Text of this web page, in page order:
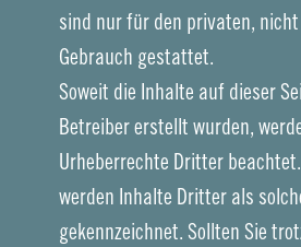
sind nur für den privaten, nicht
Gebrauch gestattet.
Soweit die Inhalte auf dieser
Betreiber erstellt wurden,
Urheberrechte Dritter
werden Inhalte Dritter als
gekennzeichnet. Sollten Sie